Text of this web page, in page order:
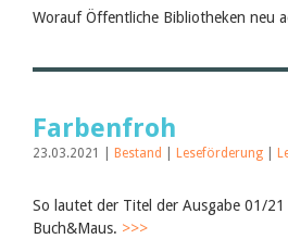
Worauf Öffentliche Bibliotheken neu
Farbenfroh
23.03.2021 | Bestand Leseförderung
So lautet der Titel der Ausgabe 01/
Buch&Maus. >>>